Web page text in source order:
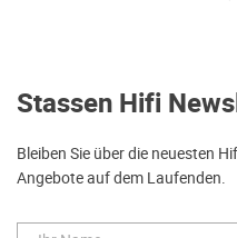
Stassen Hifi
Bleiben Sie über die neuesten
Angebote auf dem Laufenden.